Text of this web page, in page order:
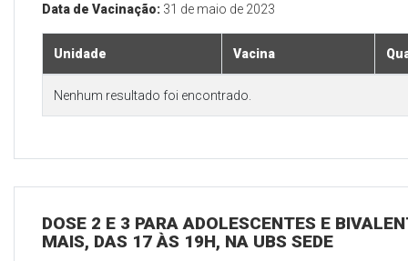
Data de Vacinação: 31 de maio de 2023
Unidade Vacina
Nenhum resultado foi encontrado.
DOSE 2 E 3 PARA ADOLESCENTES E
MAIS, DAS 17 ÀS 19H, NA UBS SEDE